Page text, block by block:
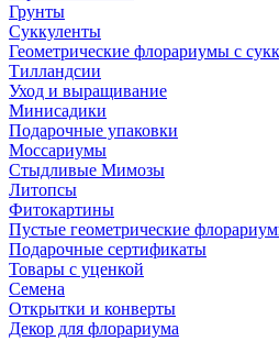
Грунты
Суккуленты
Геометрические флорариумы с
Тилландсии
Уход и выращивание
Минисадики
Подарочные упаковки
Моссариумы
Стыдливые Мимозы
Литопсы
Фитокартины
Пустые геометрические
Подарочные сертификаты
Товары с уценкой
Семена
Открытки и конверты
Декор для флорариума